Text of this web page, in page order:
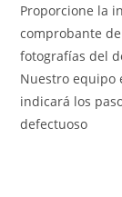
Proporcione la
comprobante
fotografías del
Nuestro equipo
indicará los
defectuoso